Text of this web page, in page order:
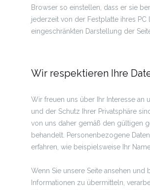
Browser so einstellen, dass er sie
jederzeit von der Festplatte ihres
eingeschränkten Darstellung der
Wir respektieren Ihre
Wir freuen uns über Ihr Interesse an
und der Schutz Ihrer Privatsphäre
von uns daher gemäß den gültigen
behandelt. Personenbezogene
erfahren, wie beispielsweise Ihr
Wenn Sie unsere Seite ansehen
Informationen zu übermitteln,